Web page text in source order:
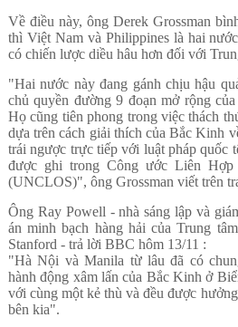
Về điều này, ông Derek Grossman
thì Việt Nam và Philippines là hai
có chiến lược diều hâu hơn đối với
"Hai nước này đang gánh chịu hậu
chủ quyền đường 9 đoạn mở rộng
Họ cũng tiên phong trong việc thách
dựa trên cách giải thích của Bắc Kinh
trái ngược trực tiếp với luật pháp quốc
được ghi trong Công ước Liên
(UNCLOS)", ông Grossman viết trên
Ông Ray Powell - nhà sáng lập và
án minh bạch hàng hải của Trung
Stanford - trả lời BBC hôm 13/11 :
"Hà Nội và Manila từ lâu đã có
hành động xâm lấn của Bắc Kinh ở
với cùng một kẻ thù và đều được
bên kia".